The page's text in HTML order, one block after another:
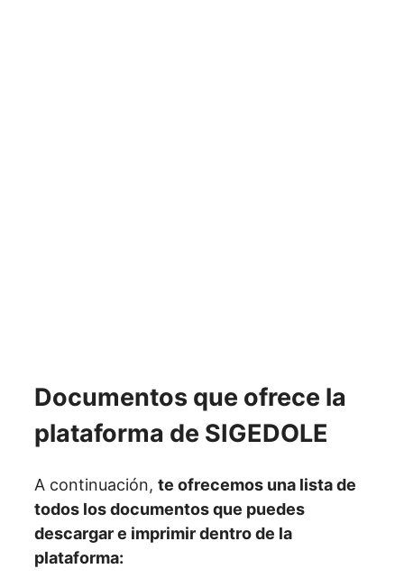
Documentos que ofrece la
plataforma de SIGEDOLE
A continuación, te ofrecemos una lista de
todos los documentos que puedes
descargar e imprimir dentro de la
plataforma: